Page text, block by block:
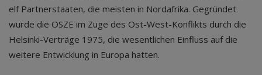
elf Partnerstaaten, die meisten in Nordafrika. Gegründet
wurde die OSZE im Zuge des Ost-West-Konflikts durch die
Helsinki-Verträge 1975, die wesentlichen Einfluss auf die
weitere Entwicklung in Europa hatten.